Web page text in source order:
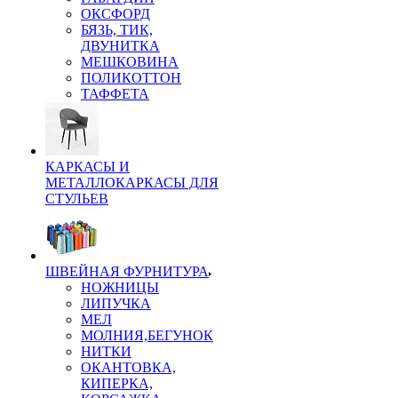
ОКСФОРД
БЯЗЬ, ТИК,
ДВУНИТКА
МЕШКОВИНА
ПОЛИКОТТОН
ТАФФЕТА
КАРКАСЫ И
МЕТАЛЛОКАРКАСЫ ДЛЯ
СТУЛЬЕВ
ШВЕЙНАЯ ФУРНИТУРА
НОЖНИЦЫ
ЛИПУЧКА
МЕЛ
МОЛНИЯ,БЕГУНОК
НИТКИ
ОКАНТОВКА,
КИПЕРКА,